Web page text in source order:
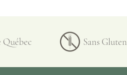
et désinfecter les plaies, ou
les mains sans accès à l’eau,
Québec Sans Gluten